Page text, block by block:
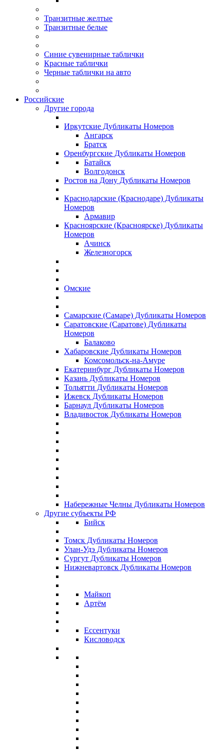
Транзитные желтые
Транзитные белые
Синие сувенирные таблички
Красные таблички
Черные таблички на авто
Российские
Другие города
Иркутские Дубликаты Номеров
Ангарск
Братск
Оренбургские Дубликаты Номеров
Батайск
Волгодонск
Ростов на Дону Дубликаты Номеров
Краснодарские (Краснодаре) Дубликаты
Номеров
Армавир
Красноярские (Красноярске) Дубликаты
Номеров
Ачинск
Железногорск
Омские
Самарские (Самаре) Дубликаты Номеров
Саратовские (Саратове) Дубликаты
Номеров
Балаково
Хабаровские Дубликаты Номеров
Комсомольск-на-Амуре
Екатеринбург Дубликаты Номеров
Казань Дубликаты Номеров
Тольятти Дубликаты Номеров
Ижевск Дубликаты Номеров
Барнаул Дубликаты Номеров
Владивосток Дубликаты Номеров
Набережные Челны Дубликаты Номеров
Другие субъекты РФ
Бийск
Томск Дубликаты Номеров
Улан-Удэ Дубликаты Номеров
Сургут Дубликаты Номеров
Нижневартовск Дубликаты Номеров
Майкоп
Артём
Ессентуки
Кисловодск